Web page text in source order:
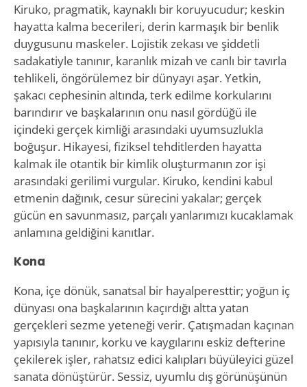
Kiruko, pragmatik, kaynaklı bir koruyucudur; keskin
hayatta kalma becerileri, derin karmaşık bir benlik
duygusunu maskeler. Lojistik zekası ve şiddetli
sadakatiyle tanınır, karanlık mizah ve canlı bir tavırla
tehlikeli, öngörülemez bir dünyayı aşar. Yetkin,
şakacı cephesinin altında, terk edilme korkularını
barındırır ve başkalarının onu nasıl gördüğü ile
içindeki gerçek kimliği arasındaki uyumsuzlukla
boğuşur. Hikayesi, fiziksel tehditlerden hayatta
kalmak ile otantik bir kimlik oluşturmanın zor işi
arasındaki gerilimi vurgular. Kiruko, kendini kabul
etmenin dağınık, cesur sürecini yakalar; gerçek
gücün en savunmasız, parçalı yanlarımızı kucaklamak
anlamına geldiğini kanıtlar.
Kona
Kona, içe dönük, sanatsal bir hayalperesttir; yoğun iç
dünyası ona başkalarının kaçırdığı altta yatan
gerçekleri sezme yeteneği verir. Çatışmadan kaçınan
yapısıyla tanınır, korku ve kaygılarını eskiz defterine
çekilerek işler, rahatsız edici kalıpları büyüleyici güzel
sanata dönüştürür. Sessiz, uyumlu dış görünüşünün